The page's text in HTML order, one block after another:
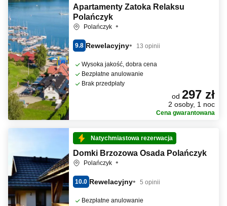
Apartamenty Zatoka Relaksu
Polańczyk
Polańczyk
9.8 Rewelacyjny 13 opinii
Wysoka jakość, dobra cena
Bezpłatne anulowanie
Brak przedpłaty
od 297 zł
2 osoby, 1 noc
Cena gwarantowana
Natychmiastowa rezerwacja
Domki Brzozowa Osada Polańczyk
Polańczyk
10.0 Rewelacyjny 5 opinii
Bezpłatne anulowanie